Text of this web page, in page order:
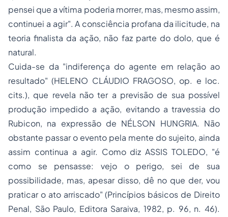
pensei que a vítima poderia morrer, mas, mesmo assim,
continuei a agir". A consciência profana da ilicitude, na
teoria finalista da ação, não faz parte do dolo, que é
natural.
Cuida-se da "indiferença do agente em relação ao
resultado" (HELENO CLÁUDIO FRAGOSO, op. e loc.
cits.), que revela não ter a previsão de sua possível
produção impedido a ação, evitando a travessia do
Rubicon, na expressão de NÉLSON HUNGRIA. Não
obstante passar o evento pela mente do sujeito, ainda
assim continua a agir. Como diz ASSIS TOLEDO, "é
como se pensasse: vejo o perigo, sei de sua
possibilidade, mas, apesar disso, dê no que der, vou
praticar o ato arriscado" (Princípios básicos de Direito
Penal, São Paulo, Editora Saraiva, 1982, p. 96, n. 46).